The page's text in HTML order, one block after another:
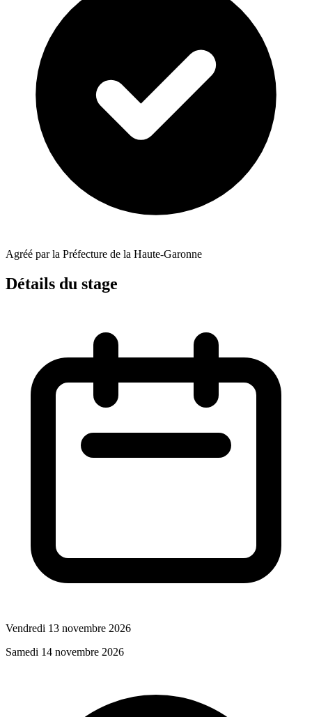
Agréé par la Préfecture de la Haute-Garonne
Détails du stage
Vendredi 13 novembre 2026
Samedi 14 novembre 2026